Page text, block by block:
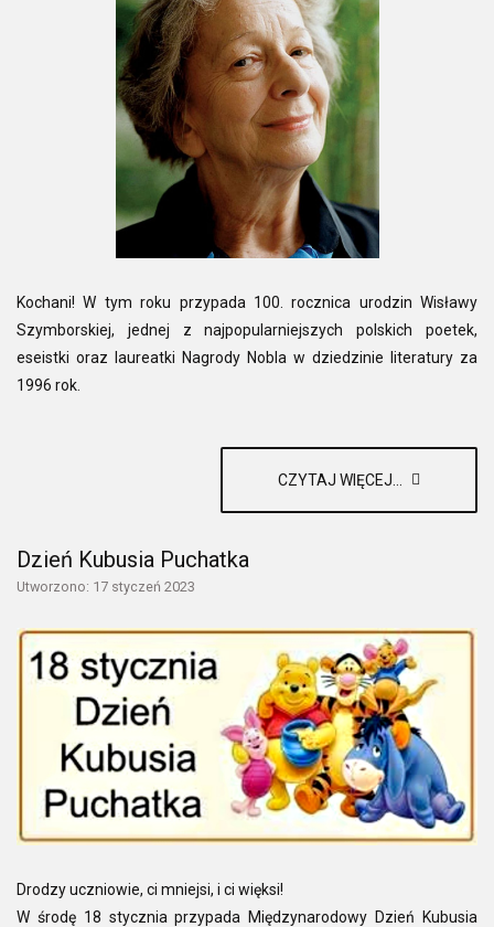
Kochani! W tym roku przypada 100. rocznica urodzin Wisławy
Szymborskiej, jednej z najpopularniejszych polskich poetek,
eseistki oraz laureatki Nagrody Nobla w dziedzinie literatury za
1996 rok.
CZYTAJ WIĘCEJ...
Dzień Kubusia Puchatka
Utworzono: 17 styczeń 2023
Drodzy uczniowie, ci mniejsi, i ci więksi!
W środę 18 stycznia przypada Międzynarodowy Dzień Kubusia